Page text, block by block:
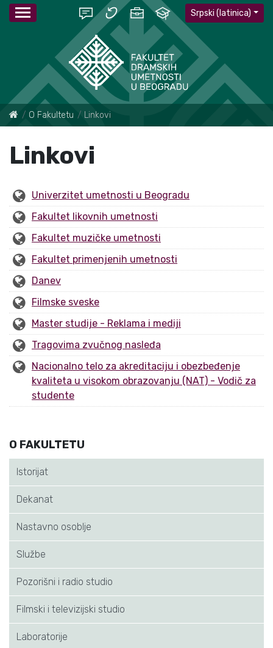
Srpski (latinica)
O Fakultetu Linkovi
O FAKULTETU
Istorijat
Dekanat
Nastavno osoblje
Službe
Pozorišni i radio studio
Filmski i televizijski studio
Laboratorije
Linkovi
Univerzitet umetnosti u Beogradu
Fakultet likovnih umetnosti
Fakultet muzičke umetnosti
Fakultet primenjenih umetnosti
Danev
Filmske sveske
Master studije - Reklama i mediji
Tragovima zvučnog nasleđa
Nacionalno telo za akreditaciju i obezbeđenje
kvaliteta u visokom obrazovanju (NAT) - Vodič za
studente